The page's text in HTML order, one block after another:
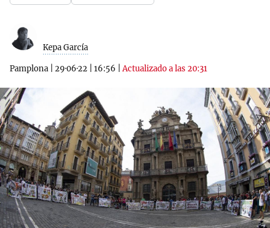
Kepa García
Pamplona 29·06·22 16:56 |Actualizado a las 20:31